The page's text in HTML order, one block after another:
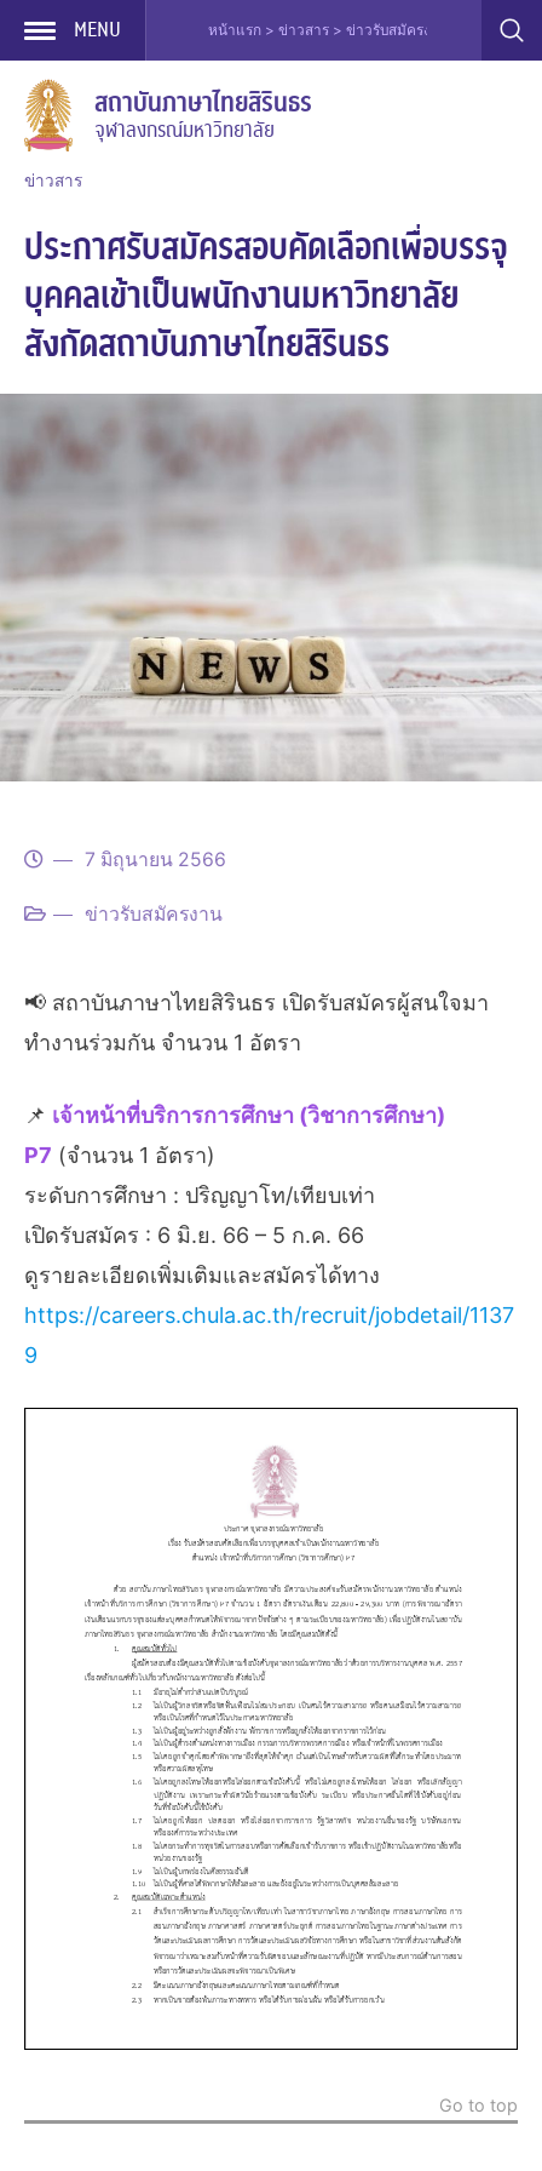
Skip
content
MENU หน้าแรก > ข่าวสาร > ข่าวรับสมัครงาน > ประกาศรับส
สถาบันภาษาไทยสิรินธร
จุฬาลงกรณ์มหาวิทยาลัย
ข่าวสาร
ประกาศรับสมัครสอบคัดเลือกเพื่อบรรจุ
บุคคลเข้าเป็นพนักงานมหาวิทยาลัย
สังกัดสถาบันภาษาไทยสิรินธร
7 มิถุนายน 2566
ข่าวรับสมัครงาน
📢 สถาบันภาษาไทยสิรินธร เปิดรับสมัครผู้สนใจมา
ทำงานร่วมกัน จำนวน 1 อัตรา
📌 เจ้าหน้าที่บริการการศึกษา (วิชาการศึกษา)
P7 (จำนวน 1 อัตรา)
ระดับการศึกษา : ปริญญาโท/เทียบเท่า
เปิดรับสมัคร : 6 มิ.ย. 66 – 5 ก.ค. 66
ดูรายละเอียดเพิ่มเติมและสมัครได้ทาง
https://careers.chula.ac.th/recruit/jobdetail/1137
9
Go to top